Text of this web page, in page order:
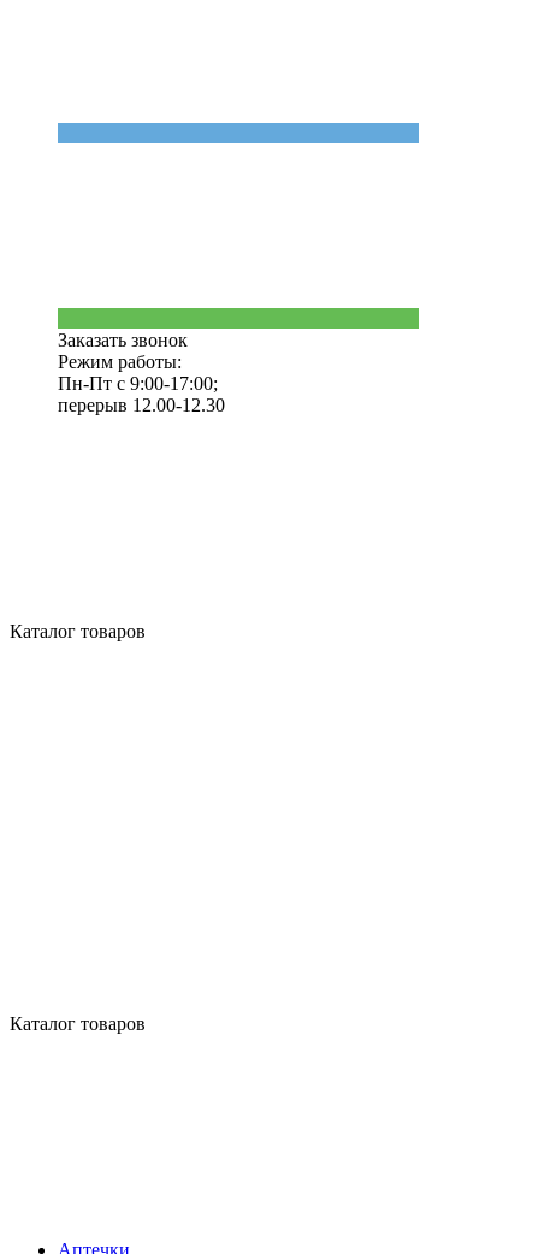
Заказать звонок
Режим работы:
Пн-Пт с 9:00-17:00;
перерыв 12.00-12.30
Каталог товаров
Каталог товаров
Аптечки